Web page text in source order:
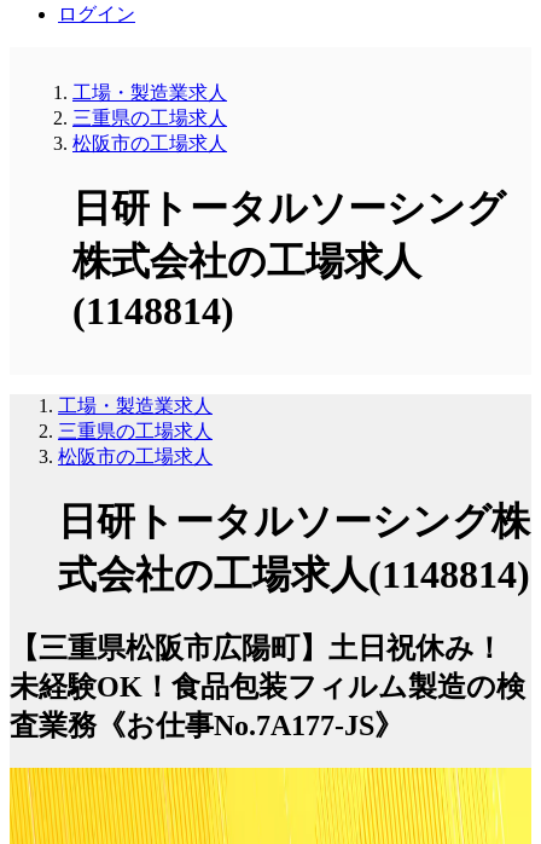
ログイン
工場・製造業求人
三重県の工場求人
松阪市の工場求人
日研トータルソーシング
株式会社の工場求人
(1148814)
工場・製造業求人
三重県の工場求人
松阪市の工場求人
日研トータルソーシング株
式会社の工場求人(1148814)
【三重県松阪市広陽町】土日祝休み！
未経験OK！食品包装フィルム製造の検
査業務《お仕事No.7A177-JS》